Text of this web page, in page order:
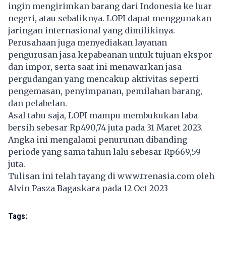
ingin mengirimkan barang dari Indonesia ke luar
negeri, atau sebaliknya. LOPI dapat menggunakan
jaringan internasional yang dimilikinya.
Perusahaan juga menyediakan layanan
pengurusan jasa kepabeanan untuk tujuan ekspor
dan impor, serta saat ini menawarkan jasa
pergudangan yang mencakup aktivitas seperti
pengemasan, penyimpanan, pemilahan barang,
dan pelabelan.
Asal tahu saja, LOPI mampu membukukan laba
bersih sebesar Rp490,74 juta pada 31 Maret 2023.
Angka ini mengalami penurunan dibanding
periode yang sama tahun lalu sebesar Rp669,59
juta.
Tulisan ini telah tayang di www.trenasia.com oleh
Alvin Pasza Bagaskara pada 12 Oct 2023
Tags: